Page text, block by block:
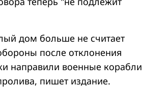
дом больше не считает
после отклонения
направили военные корабли
пишет издание.